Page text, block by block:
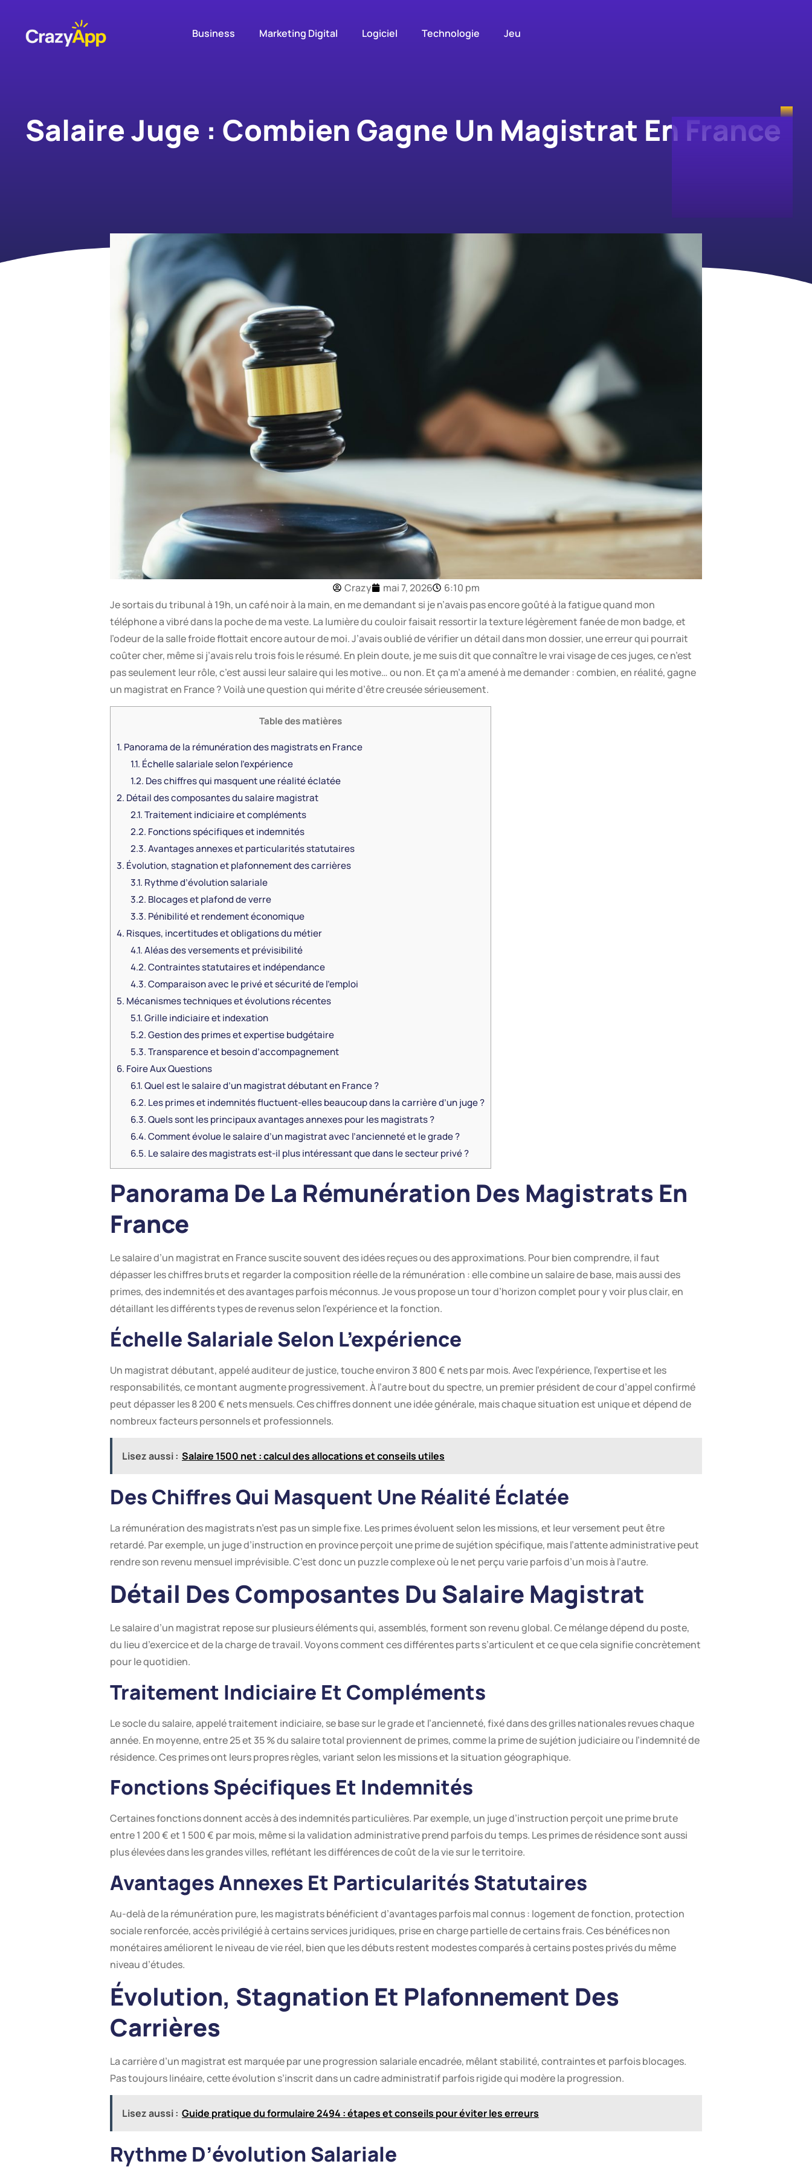
Business Marketing Digital Logiciel Technologie Jeu
Salaire Juge : Combien Gagne Un Magistrat En France
Crazy mai 7, 2026
6:10 pm
Je sortais du tribunal à 19h, un café noir à la main, en me demandant si je n’avais pas encore goûté à la fatigue quand mon
téléphone a vibré dans la poche de ma veste. La lumière du couloir faisait ressortir la texture légèrement fanée de mon badge, et
l’odeur de la salle froide flottait encore autour de moi. J’avais oublié de vérifier un détail dans mon dossier, une erreur qui pourrait
coûter cher, même si j’avais relu trois fois le résumé. En plein doute, je me suis dit que connaître le vrai visage de ces juges, ce n’est
pas seulement leur rôle, c’est aussi leur salaire qui les motive… ou non. Et ça m’a amené à me demander : combien, en réalité, gagne
un magistrat en France ? Voilà une question qui mérite d’être creusée sérieusement.
Table des matières
1. Panorama de la rémunération des magistrats en France
1.1. Échelle salariale selon l’expérience
1.2. Des chiffres qui masquent une réalité éclatée
2. Détail des composantes du salaire magistrat
2.1.Traitement indiciaire et compléments
2.2. Fonctions spécifiques et indemnités
2.3.Avantages annexes et particularités statutaires
3. Évolution, stagnation et plafonnement des carrières
3.1. Rythme d’évolution salariale
3.2. Blocages et plafond de verre
3.3. Pénibilité et rendement économique
4. Risques, incertitudes et obligations du métier
4.1.Aléas des versements et prévisibilité
4.2.Contraintes statutaires et indépendance
4.3.Comparaison avec le privé et sécurité de l’emploi
5. Mécanismes techniques et évolutions récentes
5.1.Grille indiciaire et indexation
5.2.Gestion des primes et expertise budgétaire
5.3.Transparence et besoin d’accompagnement
6. Foire Aux Questions
6.1.Quel est le salaire d’un magistrat débutant en France ?
6.2. Les primes et indemnités fluctuent-elles beaucoup dans la carrière d’un juge ?
6.3.Quels sont les principaux avantages annexes pour les magistrats ?
6.4.Comment évolue le salaire d’un magistrat avec l’ancienneté et le grade ?
6.5. Le salaire des magistrats est-il plus intéressant que dans le secteur privé ?
Panorama De La Rémunération Des Magistrats En
France
Le salaire d’un magistrat en France suscite souvent des idées reçues ou des approximations. Pour bien comprendre, il faut
dépasser les chiffres bruts et regarder la composition réelle de la rémunération : elle combine un salaire de base, mais aussi des
primes, des indemnités et des avantages parfois méconnus. Je vous propose un tour d’horizon complet pour y voir plus clair, en
détaillant les différents types de revenus selon l’expérience et la fonction.
Échelle Salariale Selon L’expérience
Un magistrat débutant, appelé auditeur de justice, touche environ 3 800 € nets par mois. Avec l’expérience, l’expertise et les
responsabilités, ce montant augmente progressivement. À l’autre bout du spectre, un premier président de cour d’appel confirmé
peut dépasser les 8 200 € nets mensuels. Ces chiffres donnent une idée générale, mais chaque situation est unique et dépend de
nombreux facteurs personnels et professionnels.
Lisez aussi : Salaire 1500 net : calcul des allocations et conseils utiles
Des Chiffres Qui Masquent Une Réalité Éclatée
La rémunération des magistrats n’est pas un simple fixe. Les primes évoluent selon les missions, et leur versement peut être
retardé. Par exemple, un juge d’instruction en province perçoit une prime de sujétion spécifique, mais l’attente administrative peut
rendre son revenu mensuel imprévisible. C’est donc un puzzle complexe où le net perçu varie parfois d’un mois à l’autre.
Détail Des Composantes Du Salaire Magistrat
Le salaire d’un magistrat repose sur plusieurs éléments qui, assemblés, forment son revenu global. Ce mélange dépend du poste,
du lieu d’exercice et de la charge de travail. Voyons comment ces différentes parts s’articulent et ce que cela signifie concrètement
pour le quotidien.
Traitement Indiciaire Et Compléments
Le socle du salaire, appelé traitement indiciaire, se base sur le grade et l’ancienneté, fixé dans des grilles nationales revues chaque
année. En moyenne, entre 25 et 35 % du salaire total proviennent de primes, comme la prime de sujétion judiciaire ou l’indemnité de
résidence. Ces primes ont leurs propres règles, variant selon les missions et la situation géographique.
Fonctions Spécifiques Et Indemnités
Certaines fonctions donnent accès à des indemnités particulières. Par exemple, un juge d’instruction perçoit une prime brute
entre 1 200 € et 1 500 € par mois, même si la validation administrative prend parfois du temps. Les primes de résidence sont aussi
plus élevées dans les grandes villes, reflétant les différences de coût de la vie sur le territoire.
Avantages Annexes Et Particularités Statutaires
Au-delà de la rémunération pure, les magistrats bénéficient d’avantages parfois mal connus : logement de fonction, protection
sociale renforcée, accès privilégié à certains services juridiques, prise en charge partielle de certains frais. Ces bénéfices non
monétaires améliorent le niveau de vie réel, bien que les débuts restent modestes comparés à certains postes privés du même
niveau d’études.
Évolution, Stagnation Et Plafonnement Des
Carrières
La carrière d’un magistrat est marquée par une progression salariale encadrée, mêlant stabilité, contraintes et parfois blocages.
Pas toujours linéaire, cette évolution s’inscrit dans un cadre administratif parfois rigide qui modère la progression.
Lisez aussi : Guide pratique du formulaire 2494 : étapes et conseils pour éviter les erreurs
Rythme D’évolution Salariale